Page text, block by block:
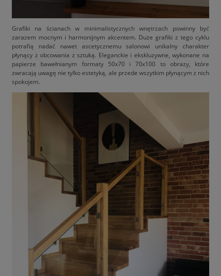
Grafiki na ścianach w minimalistycznych wnętrzach powinny być
zarazem mocnym i harmonijnym akcentem. Duże grafiki z tego cyklu
potrafią nadać nawet ascetycznemu salonowi unikalny charakter
płynący z obcowania z sztuką. Eleganckie i ekskluzywne, wykonane na
papierze bawełnianym formaty 50x70 i 70x100 to obrazy, które
zwracają uwagę nie tylko estetyką, ale przede wszytkim płynącym z nich
spokojem.